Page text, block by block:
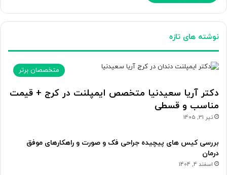
نوشته های تازه
متخصصان برتر
دکتر آریا سعیدنیا متخصص ایمپلنت در کرج + قیمت
مناسب و قسطی
تیر 31, 1405
بررسی کیس های پیچیده جراحی فک و صورت و راهکارهای موفق
درمان
اسفند 4, 1404